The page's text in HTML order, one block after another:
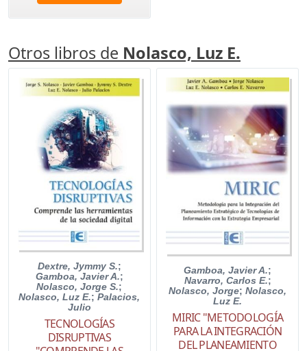
Otros libros de Nolasco, Luz E.
Dextre, Jymmy S.;
Gamboa, Javier A.;
Nolasco, Jorge S.;
Nolasco, Luz E.;Palacios,
Julio
TECNOLOGÍAS
DISRUPTIVAS
Gamboa, Javier A.;
Navarro, Carlos E.;
Nolasco, Jorge;Nolasco,
Luz E.
MIRIC "METODOLOGÍA
PARA LA INTEGRACIÓN
DEL PLANEAMIENTO